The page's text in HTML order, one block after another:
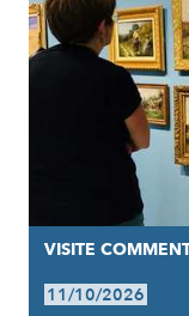
VISITE
11/10/2026